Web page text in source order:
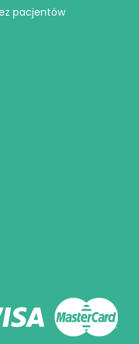
pacjentów